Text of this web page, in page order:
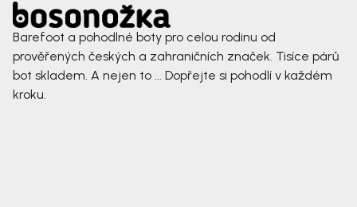
Barefoot a pohodlné boty pro celou rodinu od
prověřených českých a zahraničních značek. Tisíce párů
bot skladem. A nejen to ... Dopřejte si pohodlí v každém
kroku.